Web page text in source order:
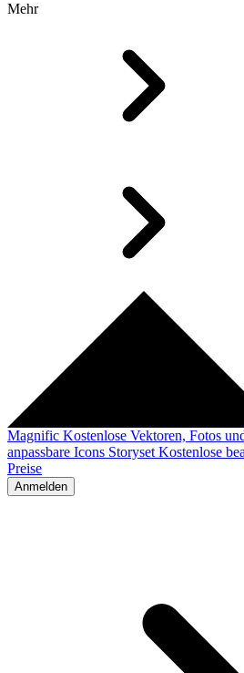
Mehr
Magnific Kostenlose Vektoren, Fotos
anpassbare Icons Storyset Kostenlose
Preise
Anmelden